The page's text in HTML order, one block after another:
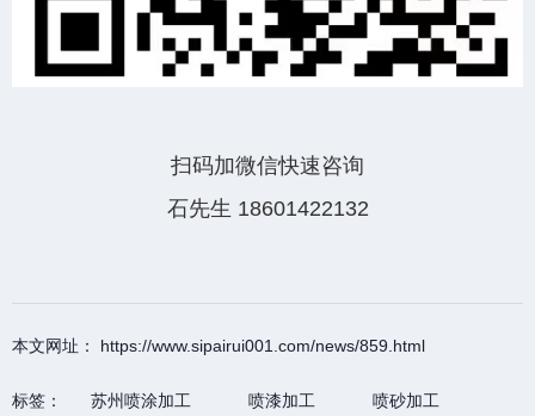
扫码加微信快速咨询
石先生 18601422132
本文网址： https://www.sipairui001.com/news/859.html
标签： 苏州喷涂加工 喷漆加工
喷砂加工